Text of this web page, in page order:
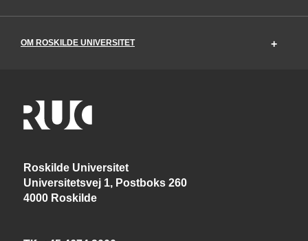
OM ROSKILDE UNIVERSITET
Roskilde Universitet
Universitetsvej 1, Postboks 260
4000 Roskilde